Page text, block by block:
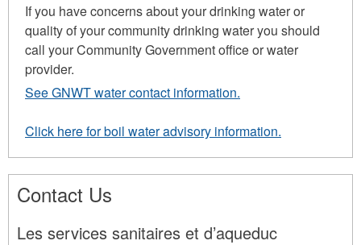
If you have concerns about your drinking water or
quality of your community drinking water you should
call your Community Government office or water
provider.
See GNWT water contact information.
Click here for boil water advisory information.
Contact Us
Les services sanitaires et d’aqueduc